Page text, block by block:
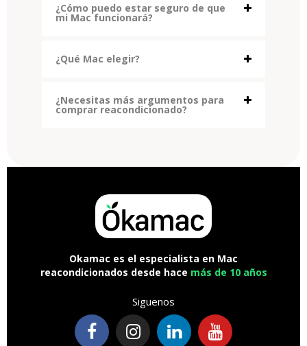
¿Cómo puedo estar seguro de que
mi Mac funcionará?
¿Qué Mac elegir?
¿Necesitas más argumentos para
comprar reacondicionado?
Okamac es el especialista en Mac
reacondicionados desde hace más de 10 años
Siguenos